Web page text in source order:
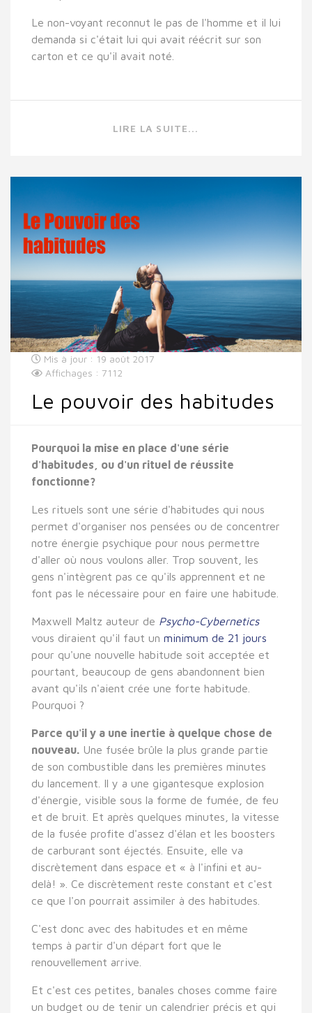
Le non-voyant reconnut le pas de l'homme et il lui
demanda si c'était lui qui avait réécrit sur son
carton et ce qu'il avait noté.
LIRE LA SUITE...
Mis à jour : 19 août 2017
Affichages : 7112
Le pouvoir des habitudes
Pourquoi la mise en place d'une série
d'habitudes, ou d'un rituel de réussite
fonctionne?
Les rituels sont une série d'habitudes qui nous
permet d'organiser nos pensées ou de concentrer
notre énergie psychique pour nous permettre
d'aller où nous voulons aller. Trop souvent, les
gens n'intègrent pas ce qu'ils apprennent et ne
font pas le nécessaire pour en faire une habitude.
Maxwell Maltz auteur de Psycho-Cybernetics
vous diraient qu'il faut un minimum de 21 jours
pour qu'une nouvelle habitude soit acceptée et
pourtant, beaucoup de gens abandonnent bien
avant qu'ils n'aient crée une forte habitude.
Pourquoi ?
Parce qu'il y a une inertie à quelque chose de
nouveau.
Une fusée brûle la plus grande partie
de son combustible dans les premières minutes
du lancement. Il y a une gigantesque explosion
d'énergie, visible sous la forme de fumée, de feu
et de bruit. Et après quelques minutes, la vitesse
de la fusée profite d'assez d'élan et les boosters
de carburant sont éjectés. Ensuite, elle va
discrètement dans espace et « à l'infini et au-
delà! ». Ce discrètement reste constant et c'est
ce que l'on pourrait assimiler à des habitudes.
C'est donc avec des habitudes et en même
temps à partir d'un départ fort que le
renouvellement arrive.
Et c'est ces petites, banales choses comme faire
un budget ou de tenir un calendrier précis et qui